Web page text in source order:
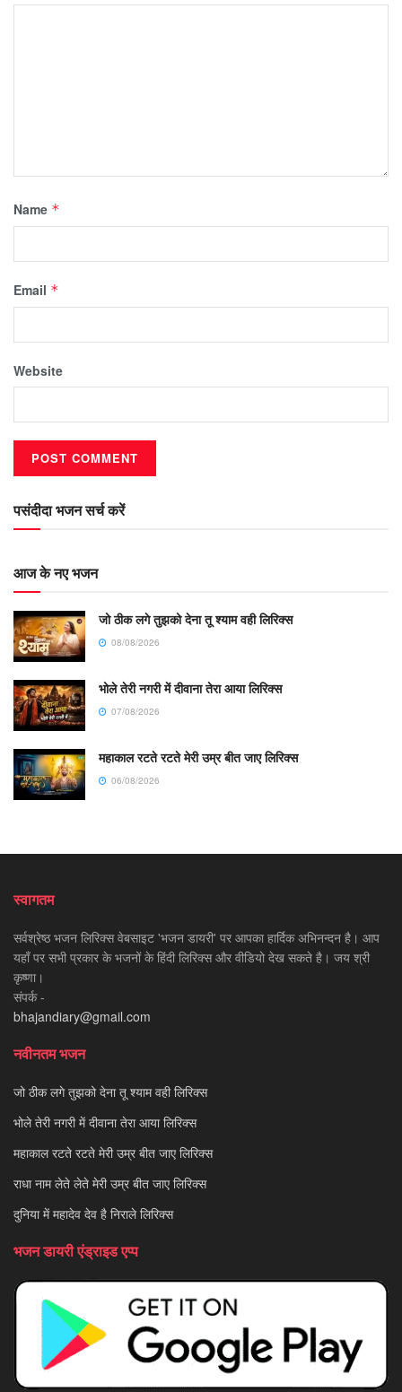
Name *
Email *
Website
पसंदीदा भजन सर्च करें
आज के नए भजन
जो ठीक लगे तुझको देना तू श्याम वही लिरिक्स
08/08/2026
भोले तेरी नगरी में दीवाना तेरा आया लिरिक्स
07/08/2026
महाकाल रटते रटते मेरी उम्र बीत जाए लिरिक्स
06/08/2026
स्वागतम
सर्वश्रेष्ठ भजन लिरिक्स वेबसाइट 'भजन डायरी' पर आपका हार्दिक अभिनन्दन है। आप
यहाँ पर सभी प्रकार के भजनों के हिंदी लिरिक्स और वीडियो देख सकते है। जय श्री
कृष्णा।
संपर्क -
bhajandiary@gmail.com
नवीनतम भजन
जो ठीक लगे तुझको देना तू श्याम वही लिरिक्स
भोले तेरी नगरी में दीवाना तेरा आया लिरिक्स
महाकाल रटते रटते मेरी उम्र बीत जाए लिरिक्स
राधा नाम लेते लेते मेरी उम्र बीत जाए लिरिक्स
दुनिया में महादेव देव है निराले लिरिक्स
भजन डायरी एंड्राइड एप्प